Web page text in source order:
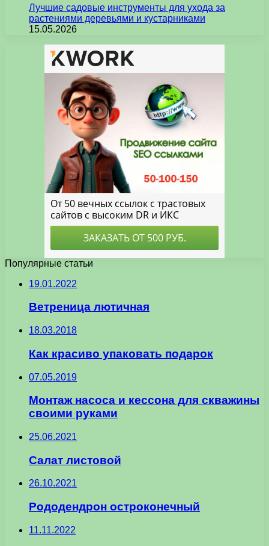
Лучшие садовые инструменты для ухода за
растениями деревьями и кустарниками
15.05.2026
Популярные статьи
19.01.2022
Ветреница лютичная
18.03.2018
Как красиво упаковать подарок
07.05.2019
Монтаж насоса и кессона для скважины
своими руками
25.06.2021
Салат листовой
26.10.2021
Рододендрон остроконечный
11.11.2022